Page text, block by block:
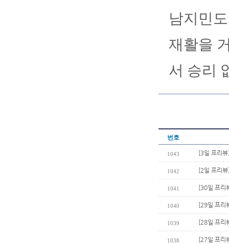
남지민
재활을
서 승리
번호
1043 [3일 프리
1042 [2일 프리
1041 [30일 프리
1040 [29일 프리
1039 [28일 프리
1038 [27일 프리